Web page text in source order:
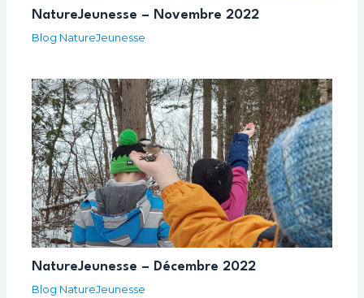
NatureJeunesse – Novembre 2022
Blog NatureJeunesse
NatureJeunesse – Décembre 2022
Blog NatureJeunesse